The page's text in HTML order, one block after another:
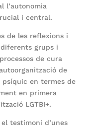
l’autonomia
i central.
de les reflexions i
grups i
de cura
de
en termes de
en primera
LGTBI+.
testimoni d’unes